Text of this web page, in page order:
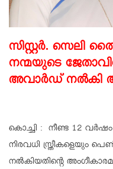
സിസ്റ്റർ. സെലി
നന്മയുടെ
അവാർഡ് നൽകി
കൊച്ചി : നീണ്ട 12
നിരവധി സ്ത്രീകളെയും
നൽകിയതിന്റെ